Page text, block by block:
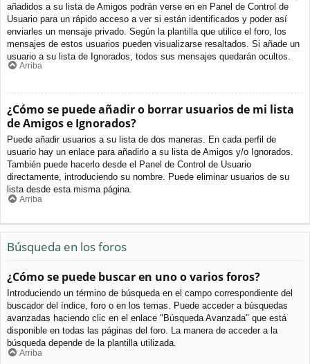
añadidos a su lista de Amigos podrán verse en en Panel de Control de
Usuario para un rápido acceso a ver si están identificados y poder así
enviarles un mensaje privado. Según la plantilla que utilice el foro, los
mensajes de estos usuarios pueden visualizarse resaltados. Si añade un
usuario a su lista de Ignorados, todos sus mensajes quedarán ocultos.
Arriba
¿Cómo se puede añadir o borrar usuarios de mi lista
de Amigos e Ignorados?
Puede añadir usuarios a su lista de dos maneras. En cada perfil de
usuario hay un enlace para añadirlo a su lista de Amigos y/o Ignorados.
También puede hacerlo desde el Panel de Control de Usuario
directamente, introduciendo su nombre. Puede eliminar usuarios de su
lista desde esta misma página.
Arriba
Búsqueda en los foros
¿Cómo se puede buscar en uno o varios foros?
Introduciendo un término de búsqueda en el campo correspondiente del
buscador del índice, foro o en los temas. Puede acceder a búsquedas
avanzadas haciendo clic en el enlace "Búsqueda Avanzada" que está
disponible en todas las páginas del foro. La manera de acceder a la
búsqueda depende de la plantilla utilizada.
Arriba